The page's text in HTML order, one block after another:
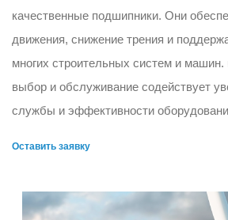
качественные подшипники. Они
движения, снижение трения и
многих строительных систем и
выбор и обслуживание содействует
службы и эффективности
Оставить заявку